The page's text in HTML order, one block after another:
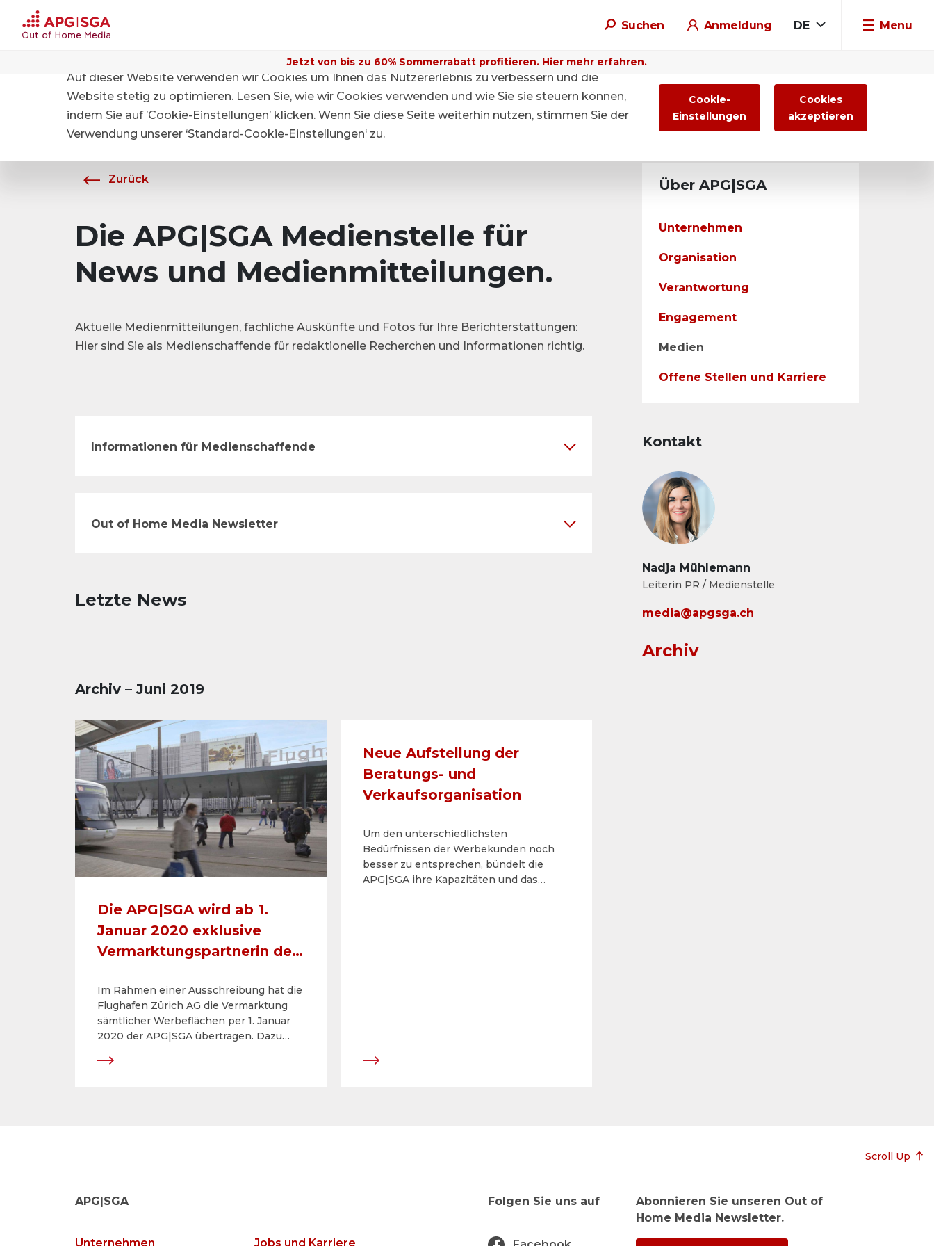
Suchen Anmeldung DE Menu
Jetzt von bis zu 60% Sommerrabatt profitieren. Hier mehr erfahren.
Über APG|SGA Medien
Zurück
Die APG|SGA Medienstelle für
News und Medienmitteilungen.
Aktuelle Medienmitteilungen, fachliche Auskünfte und Fotos für Ihre Berichterstattungen:
Hier sind Sie als Medienschaffende für redaktionelle Recherchen und Informationen richtig.
Informationen für Medienschaffende
Out of Home Media Newsletter
Letzte News
Archiv – Juni 2019
Die APG|SGA wird ab 1.
Januar 2020 exklusive
Vermarktungspartnerin des
Im Rahmen einer Ausschreibung hat die
Flughafen Zürich AG die Vermarktung
sämtlicher Werbeflächen per 1. Januar
2020 der APG|SGA übertragen. Dazu
Werbeflächen im Flughafen Zürich (luft-
Neue Aufstellung der
Beratungs- und
Verkaufsorganisation
Um den unterschiedlichsten
Bedürfnissen der Werbekunden noch
besser zu entsprechen, bündelt die
APG|SGA ihre Kapazitäten und das
Über APG|SGA
Unternehmen
Organisation
Verantwortung
Engagement
Medien
Offene Stellen und Karriere
Kontakt
Nadja Mühlemann
Leiterin PR / Medienstelle
media@apgsga.ch
Archiv
Scroll Up
APG|SGA
Unternehmen Jobs und Karriere
Folgen Sie uns auf
Abonnieren Sie unseren Out of
Home Media Newsletter.
Auf dieser Website verwenden wir Cookies um Ihnen das Nutzererlebnis zu verbessern und die
Website stetig zu optimieren. Lesen Sie, wie wir Cookies verwenden und wie Sie sie steuern können,
indem Sie auf ’Cookie-Einstellungen’ klicken. Wenn Sie diese Seite weiterhin nutzen, stimmen Sie der
Verwendung unserer ‘Standard-Cookie-Einstellungen‘ zu.
Cookie-
Einstellungen
Cookies
akzeptieren